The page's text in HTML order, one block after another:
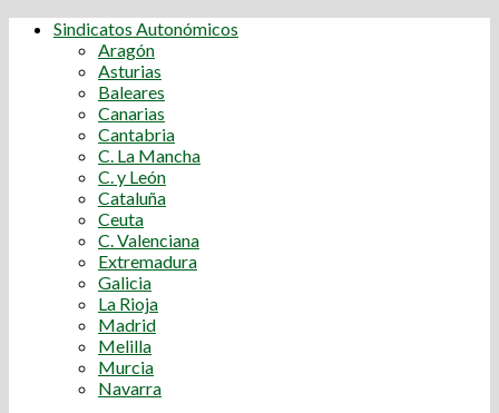
Sindicatos Autonómicos
Aragón
Asturias
Baleares
Canarias
Cantabria
C. La Mancha
C. y León
Cataluña
Ceuta
C. Valenciana
Extremadura
Galicia
La Rioja
Madrid
Melilla
Murcia
Navarra